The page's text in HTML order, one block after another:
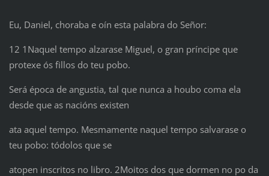
Eu, Daniel, choraba e oín esta palabra do Señor:
12 1Naquel tempo alzarase Miguel, o gran príncipe que
protexe ós fillos do teu pobo.
Será época de angustia, tal que nunca a houbo coma ela
desde que as nacións existen
ata aquel tempo. Mesmamente naquel tempo salvarase o
teu pobo: tódolos que se
atopen inscritos no libro. 2Moitos dos que dormen no po da